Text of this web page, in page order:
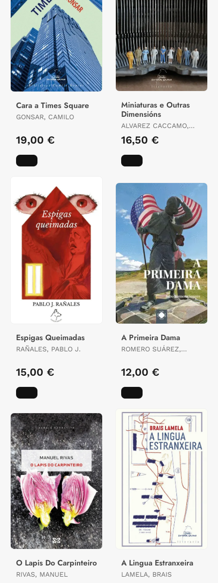
Cara a Times Square
GONSAR, CAMILO
19,00 €
Miniaturas e Outras
Dimensións
ALVAREZ CACCAMO,
XOSE MARIA
16,50 €
Espigas Queimadas
RAÑALES, PABLO J.
15,00 €
A Primeira Dama
ROMERO SUÁREZ,
12,00 €
O Lapis Do Carpinteiro
RIVAS, MANUEL
A Lingua Estranxeira
LAMELA, BRAIS